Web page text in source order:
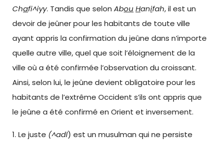
Chafi^iyy. Tandis que selon Abou Hanifah, il est un
devoir de jeûner pour les habitants de toute ville
ayant appris la confirmation du jeûne dans n’importe
quelle autre ville, quel que soit l’éloignement de la
ville où a été confirmée l’observation du croissant.
Ainsi, selon lui, le jeûne devient obligatoire pour les
habitants de l’extrême Occident s’ils ont appris que
le jeûne a été confirmé en Orient et inversement.
1. Le juste (^adl) est un musulman qui ne persiste